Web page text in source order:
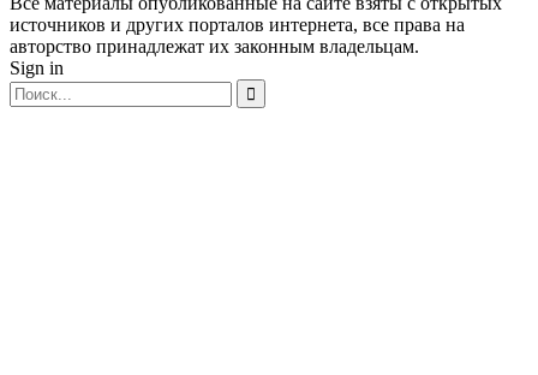
источников и других порталов интернета, все права на
авторство принадлежат их законным владельцам.
Sign in